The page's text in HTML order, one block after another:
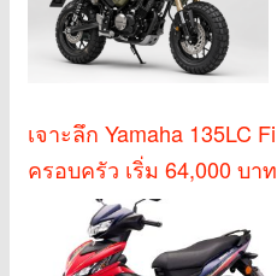
เจาะลึก Yamaha 135LC
ครอบครัว เริ่ม 64,000 บาท